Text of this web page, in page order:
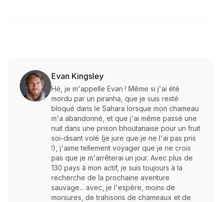
Evan Kingsley
Hé, je m'appelle Evan ! Même si j'ai été
mordu par un piranha, que je suis resté
bloqué dans le Sahara lorsque mon chameau
m'a abandonné, et que j'ai même passé une
nuit dans une prison bhoutanaise pour un fruit
soi-disant volé (je jure que je ne l'ai pas pris
!), j'aime tellement voyager que je ne crois
pas que je m'arrêterai un jour. Avec plus de
130 pays à mon actif, je suis toujours à la
recherche de la prochaine aventure
sauvage... avec, je l'espère, moins de
morsures, de trahisons de chameaux et de